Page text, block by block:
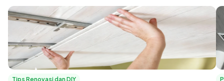
Tips Renovasi dan DIY